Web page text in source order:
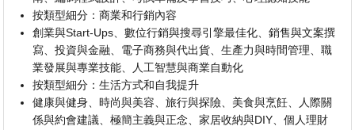
按類型細分：商業和行銷內容
創業與Start-Ups、數位行銷與搜尋引擎最佳化、銷售與文案撰
寫、投資與金融、電子商務與代出貨、生產力與時間管理、職
業發展與專業技能、人工智慧與商業自動化
按類型細分：生活方式和自我提升
健康與健身、時尚與美容、旅行與探險、美食與烹飪、人際關
係與約會建議、極簡主義與正念、家居收納與DIY、個人理財